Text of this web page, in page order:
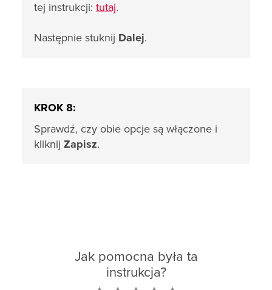
tej instrukcji: tutaj.
Następnie stuknij Dalej.
KROK 8:
Sprawdź, czy obie opcje są włączone i
kliknij Zapisz.
Jak pomocna była ta
instrukcja?